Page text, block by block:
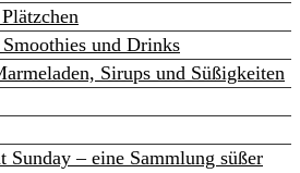
und Drinks
Sirups und Süßigkeiten
Sunday – eine Sammlung süßer